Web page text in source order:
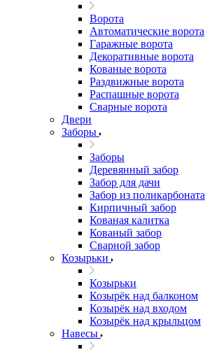
Ворота
Автоматические ворота
Гаражные ворота
Декоративные ворота
Кованые ворота
Раздвижные ворота
Распашные ворота
Сварные ворота
Двери
Заборы
Заборы
Деревянный забор
Забор для дачи
Забор из поликарбоната
Кирпичный забор
Кованая калитка
Кованый забор
Сварной забор
Козырьки
Козырьки
Козырёк над балконом
Козырёк над входом
Козырёк над крыльцом
Навесы